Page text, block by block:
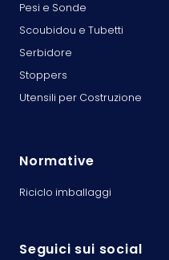
Pesi e Sonde
Scoubidou e Tubetti
Serbidore
Stoppers
Utensili per Costruzione
Normative
Riciclo imballaggi
Seguici sui social